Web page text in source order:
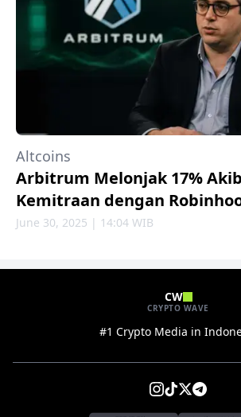
Altcoins
Arbitrum Melonjak 17%
Kemitraan dengan
June 30, 2025 | 14:04 WIB
CW
CRYPTO WAVE
#1 Crypto Media in